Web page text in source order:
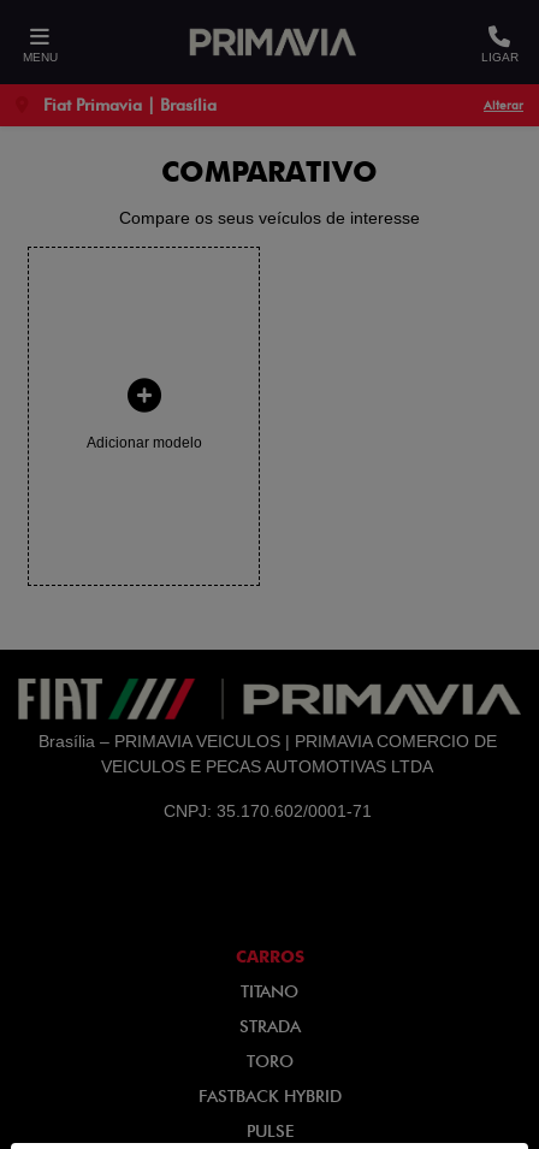
MENU LIGAR
Fiat Primavia | Brasília Alterar
COMPARATIVO
Compare os seus veículos de interesse
Adicionar modelo
Brasília – PRIMAVIA VEICULOS | PRIMAVIA COMERCIO DE
VEICULOS E PECAS AUTOMOTIVAS LTDA
CNPJ: 35.170.602/0001-71
CARROS
TITANO
STRADA
TORO
FASTBACK HYBRID
PULSE